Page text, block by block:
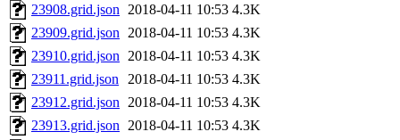
23908.grid.json 2018-04-11 10:53 4.3K
23909.grid.json 2018-04-11 10:53 4.3K
23910.grid.json 2018-04-11 10:53 4.3K
23911.grid.json 2018-04-11 10:53 4.3K
23912.grid.json 2018-04-11 10:53 4.3K
23913.grid.json 2018-04-11 10:53 4.3K